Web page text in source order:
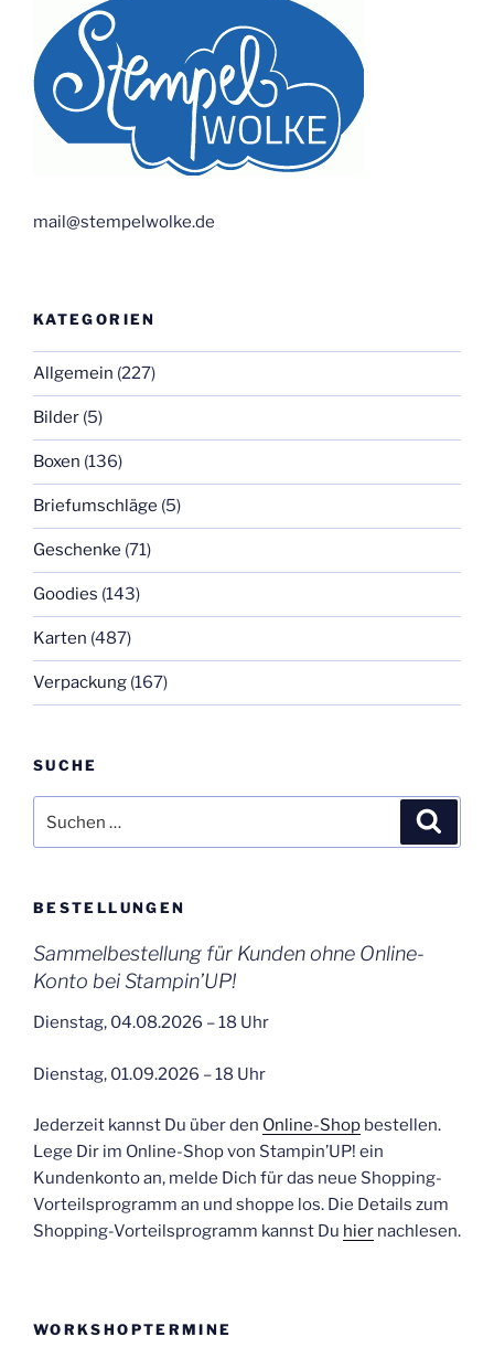
mail@stempelwolke.de
KATEGORIEN
Allgemein (227)
Bilder (5)
Boxen (136)
Briefumschläge (5)
Geschenke (71)
Goodies (143)
Karten (487)
Verpackung (167)
SUCHE
nach:
BESTELLUNGEN
Sammelbestellung für Kunden ohne Online-
Konto bei Stampin’UP!
Dienstag, 04.08.2026 – 18 Uhr
Dienstag, 01.09.2026 – 18 Uhr
Jederzeit kannst Du über den Online-Shop bestellen.
Lege Dir im Online-Shop von Stampin’UP! ein
Kundenkonto an, melde Dich für das neue Shopping-
Vorteilsprogramm an und shoppe los. Die Details zum
Shopping-Vorteilsprogramm kannst Du hier nachlesen.
WORKSHOPTERMINE